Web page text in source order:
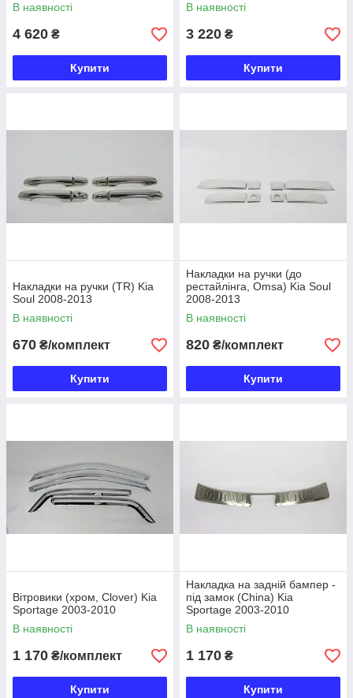
В наявності
4 620 ₴
Купити
В наявності
3 220 ₴
Купити
Накладки на ручки (TR) Kia
Soul 2008-2013
В наявності
670 ₴/комплект
Купити
Накладки на ручки (до
рестайлінга, Omsa) Kia Soul
2008-2013
В наявності
820 ₴/комплект
Купити
Вітровики (хром, Clover) Kia
Sportage 2003-2010
В наявності
1 170 ₴/комплект
Купити
Накладка на задній бампер -
під замок (China) Kia
Sportage 2003-2010
В наявності
1 170 ₴
Купити